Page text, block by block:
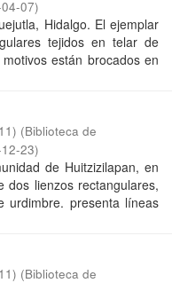
07)
Hidalgo. El ejemplar
tejidos en telar de
están brocados en
(Biblioteca de
23)
de Huitzizilapan, en
lienzos rectangulares,
urdimbre. presenta líneas
(Biblioteca de